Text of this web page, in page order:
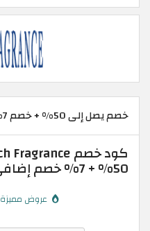
خصم يصل إلى 50% + خصم 7%
50% + 7% خصم إضافي
عروض مميزة